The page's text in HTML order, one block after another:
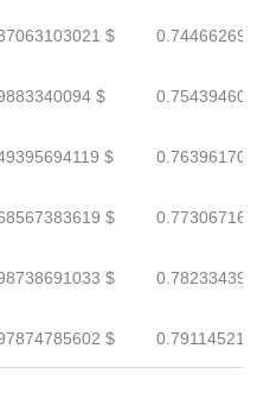
$
$
$
$
$
$